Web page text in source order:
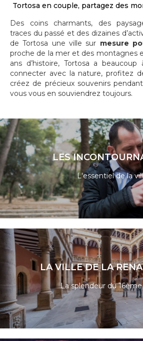
Tortosa en couple, partagez des
Des coins charmants, des
traces du passé et des dizaines
de Tortosa une ville sur mesure
proche de la mer et des montagnes
ans d’histoire, Tortosa a
connecter avec la nature, profitez
créez de précieux souvenirs
vous vous en souviendrez toujours.
LES
L'essentiel de la
LIRE LA SUITE
LA VILLE DE LA
La splendeur du